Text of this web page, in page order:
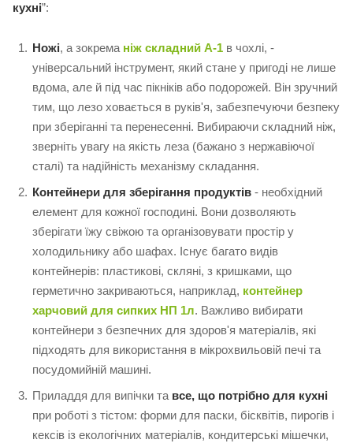
кухні”:
Ножі, а зокрема ніж складний A-1 в чохлі, -
універсальний інструмент, який стане у пригоді не лише
вдома, але й під час пікніків або подорожей. Він зручний
тим, що лезо ховається в руків'я, забезпечуючи безпеку
при зберіганні та перенесенні. Вибираючи складний ніж,
зверніть увагу на якість леза (бажано з нержавіючої
сталі) та надійність механізму складання.
Контейнери для зберігання продуктів - необхідний
елемент для кожної господині. Вони дозволяють
зберігати їжу свіжою та організовувати простір у
холодильнику або шафах. Існує багато видів
контейнерів: пластикові, скляні, з кришками, що
герметично закриваються, наприклад, контейнер
харчовий для сипких НП 1л. Важливо вибирати
контейнери з безпечних для здоров'я матеріалів, які
підходять для використання в мікрохвильовій печі та
посудомийній машині.
Приладдя для випічки та все, що потрібно для кухні
при роботі з тістом: форми для паски, бісквітів, пирогів і
кексів із екологічних матеріалів, кондитерські мішечки,